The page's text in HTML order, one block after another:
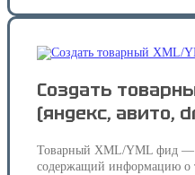
Создать
(яндекс, авито,
Товарный XML/YML фид —
содержащий информацию о